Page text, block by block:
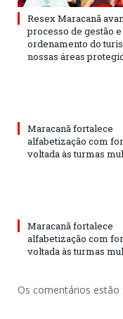
Resex Maracanã
processo de gestão e
ordenamento do
nossas áreas
Maracanã fortalece
alfabetização com
voltada às turmas
Maracanã fortalece
alfabetização com
voltada às turmas
Os comentários estão